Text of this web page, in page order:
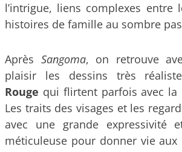
l’intrigue, liens complexes entre
histoires de famille au sombre
Après Sangoma, on retrouve
plaisir les dessins très
Rouge qui flirtent parfois avec la
Les traits des visages et les
avec une grande expressivité
méticuleuse pour donner vie aux